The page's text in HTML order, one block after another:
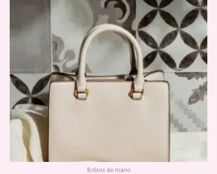
Bolsos de mano